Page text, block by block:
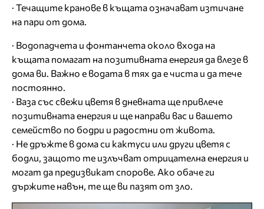
· Течащите кранове в къщата означават изтичане
на пари от дома.
· Водопадчета и фонтанчета около входа на
къщата помагат на позитивната енергия да влезе в
дома ви. Важно е водата в тях да е чиста и да тече
постоянно.
· Ваза със свежи цветя в дневната ще привлече
позитивната енергия и ще направи вас и вашето
семейство по бодри и радостни от живота.
· Не дръжте в дома си кактуси или други цветя с
бодли, защото те излъчват отрицателна енергия и
могат да предизвикат спорове. Ако обаче ги
държите навън, те ще ви пазят от зло.